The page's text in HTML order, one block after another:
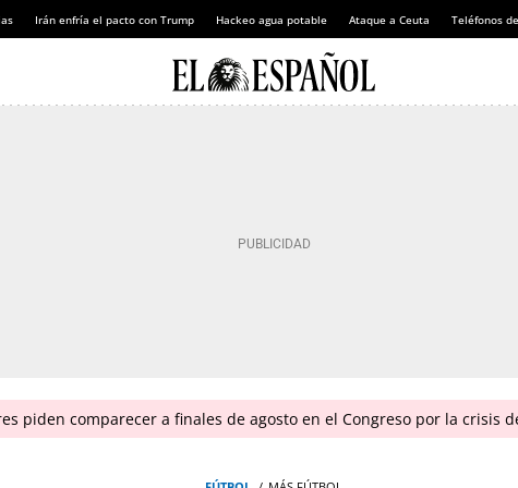
Irán enfría el pacto con Trump Hackeo agua potable Ataque a Ceuta Teléfonos
piden comparecer a finales de agosto en el Congreso por la crisis